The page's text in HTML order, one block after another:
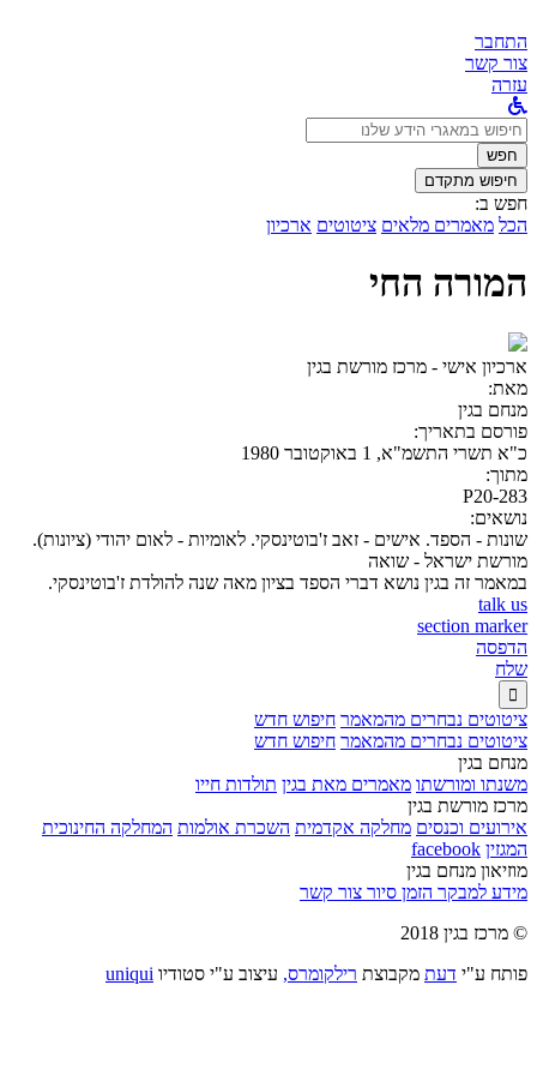
התחבר
צור קשר
עזרה
לחפש
ב:חפש
חיפוש מתקדם
חפש ב:
הכל מאמרים מלאים ציטוטים ארכיון
המורה החי
ארכיון אישי - מרכז מורשת בגין
מאת:
מנחם בגין
פורסם בתאריך:
כ"א תשרי התשמ"א, 1 באוקטובר 1980
מתוך:
P20-283
נושאים:
שונות - הספד. אישים - זאב ז'בוטינסקי. לאומיות - לאום יהודי (ציונות).
מורשת ישראל - שואה
במאמר זה בגין נושא דברי הספד בציון מאה שנה להולדת ז'בוטינסקי.
talk us
section marker
הדפסה
שלח

ציטוטים נבחרים מהמאמר חיפוש חדש
ציטוטים נבחרים מהמאמר חיפוש חדש
מנחם בגין
משנתו ומורשתו מאמרים מאת בגין תולדות חייו
מרכז מורשת בגין
אירועים וכנסים מחלקה אקדמית השכרת אולמות המחלקה החינוכית
המגזין facebook
מוזיאון מנחם בגין
מידע למבקר הזמן סיור צור קשר
© מרכז בגין 2018
פותח ע"י דעת מקבוצת רילקומרס, עיצוב ע"י סטודיו uniqui